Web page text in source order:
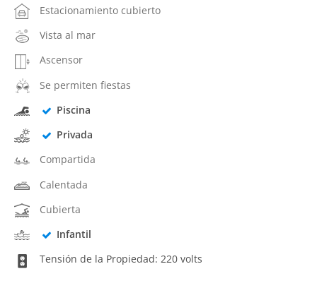
Estacionamiento cubierto
Vista al mar
Ascensor
Se permiten fiestas
Piscina
Privada
Compartida
Calentada
Cubierta
Infantil
Tensión de la Propiedad: 220 volts